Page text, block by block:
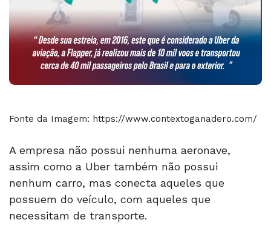
Fonte da Imagem: https://www.contextoganadero.com/
A empresa não possui nenhuma aeronave,
assim como a Uber também não possui
nenhum carro, mas conecta aqueles que
possuem do veículo, com aqueles que
necessitam de transporte.